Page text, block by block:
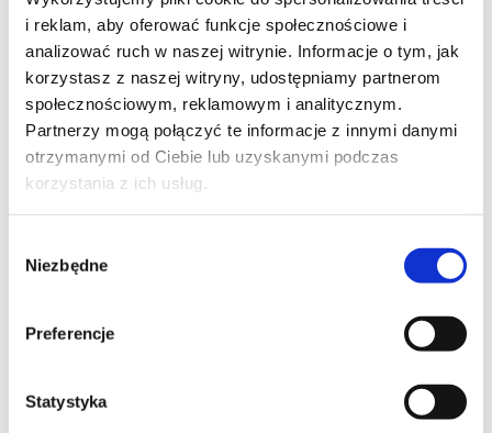
i reklam, aby oferować funkcje społecznościowe i
analizować ruch w naszej witrynie. Informacje o tym, jak
korzystasz z naszej witryny, udostępniamy partnerom
społecznościowym, reklamowym i analitycznym.
Partnerzy mogą połączyć te informacje z innymi danymi
otrzymanymi od Ciebie lub uzyskanymi podczas
korzystania z ich usług.
zgody
Niezbędne
Preferencje
Statystyka